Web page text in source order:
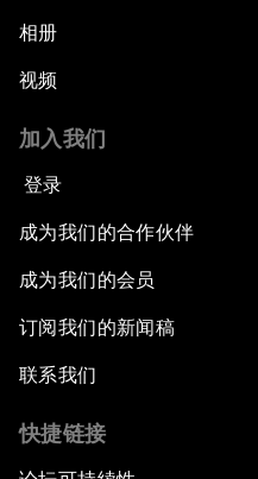
相册
视频
加入我们
登录
成为我们的合作伙伴
成为我们的会员
订阅我们的新闻稿
联系我们
快捷链接